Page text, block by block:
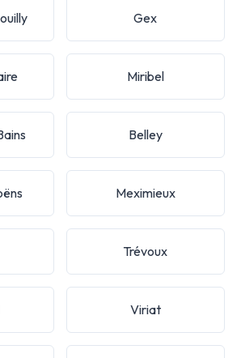
Gex
Miribel
Belley
Meximieux
Trévoux
Viriat